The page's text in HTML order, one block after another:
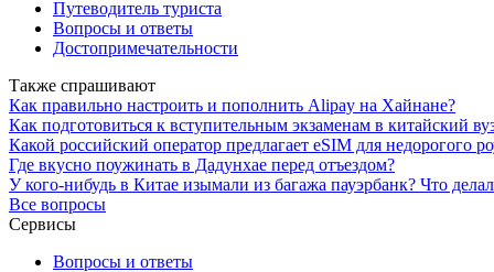
Путеводитель туриста
Вопросы и ответы
Достопримечательности
Также спрашивают
Как правильно настроить и пополнить Alipay на Хайнане?
Как подготовиться к вступительным экзаменам в китайский
Какой российский оператор предлагает eSIM для недорогого
Где вкусно поужинать в Дадунхае перед отъездом?
У кого-нибудь в Китае изымали из багажа пауэрбанк? Что
Все вопросы
Сервисы
Вопросы и ответы